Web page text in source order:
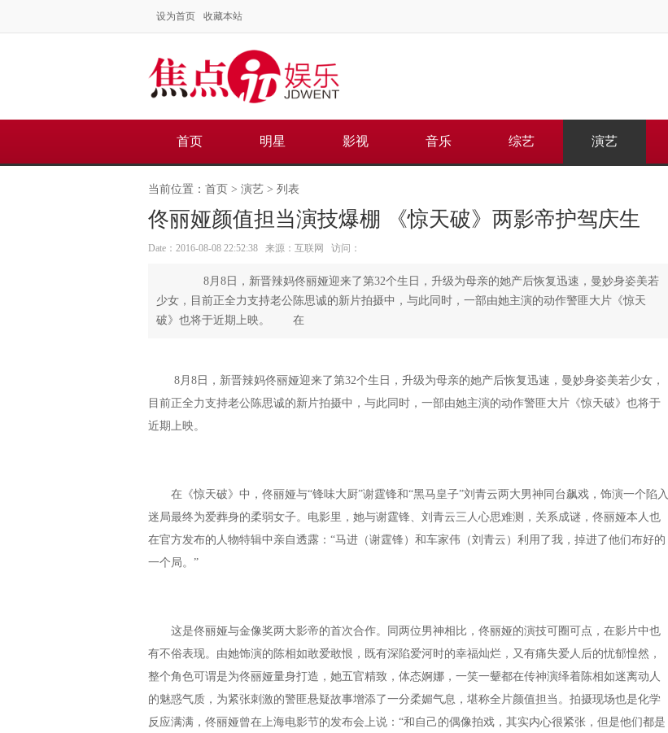
设为首页 收藏本站
首页 明星 影视 音乐 综艺 演艺
当前位置： 首页 > 演艺 > 列表
佟丽娅颜值担当演技爆棚 《惊天破》两影帝护驾庆生
Date：2016-08-08 22:52:38 来源：互联网 访问：
8月8日，新晋辣妈佟丽娅迎来了第32个生日，升级为母亲的她产后恢复迅速，曼妙身姿美若
少女，目前正全力支持老公陈思诚的新片拍摄中，与此同时，一部由她主演的动作警匪大片《惊天
破》也将于近期上映。 在
8月8日，新晋辣妈佟丽娅迎来了第32个生日，升级为母亲的她产后恢复迅速，曼妙身姿美若少女，
目前正全力支持老公陈思诚的新片拍摄中，与此同时，一部由她主演的动作警匪大片《惊天破》也将于
近期上映。
在《惊天破》中，佟丽娅与“锋味大厨”谢霆锋和“黑马皇子”刘青云两大男神同台飙戏，饰演一个陷入
迷局最终为爱葬身的柔弱女子。电影里，她与谢霆锋、刘青云三人心思难测，关系成谜，佟丽娅本人也
在官方发布的人物特辑中亲自透露：“马进（谢霆锋）和车家伟（刘青云）利用了我，掉进了他们布好的
一个局。”
这是佟丽娅与金像奖两大影帝的首次合作。同两位男神相比，佟丽娅的演技可圈可点，在影片中也
有不俗表现。由她饰演的陈相如敢爱敢恨，既有深陷爱河时的幸福灿烂，又有痛失爱人后的忧郁惶然，
整个角色可谓是为佟丽娅量身打造，她五官精致，体态婀娜，一笑一颦都在传神演绎着陈相如迷离动人
的魅惑气质，为紧张刺激的警匪悬疑故事增添了一分柔媚气息，堪称全片颜值担当。拍摄现场也是化学
反应满满，佟丽娅曾在上海电影节的发布会上说：“和自己的偶像拍戏，其实内心很紧张，但是他们都是